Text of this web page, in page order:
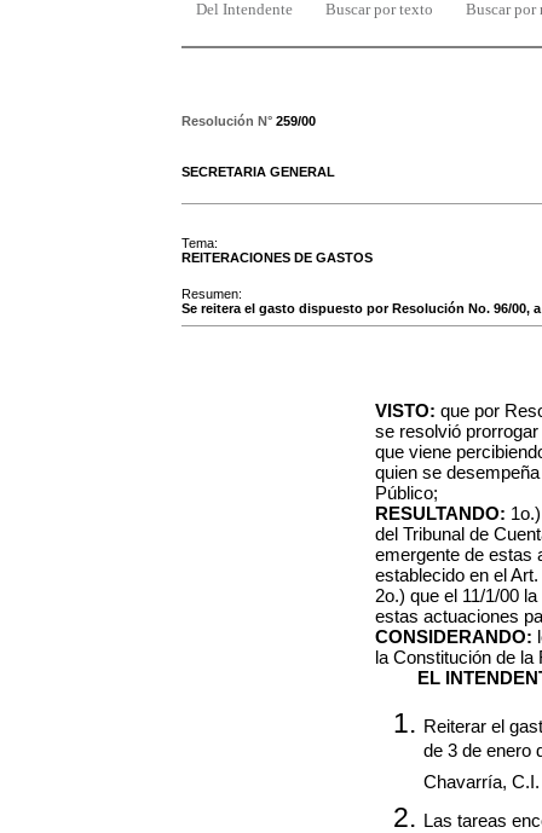
Del Intendente Buscar por texto Buscar por
Resolución N° 259/00
SECRETARIA GENERAL
Tema:
REITERACIONES DE GASTOS
Resumen:
Se reitera el gasto dispuesto por Resolución No. 96/00,
VISTO: que por
se resolvió
que viene
quien se
Público;
RESULTANDO:
del Tribunal de
emergente de estas
establecido en el
2o.) que el 11/1/00
estas actuaciones
CONSIDERANDO:
la Constitución de la
EL
Reiterar el
de 3 de enero
Chavarría,
Las tareas